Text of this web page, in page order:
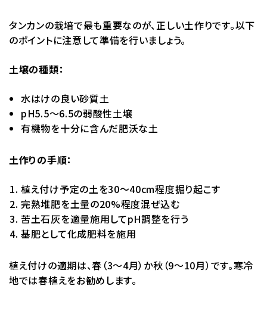
タンカンの栽培で最も重要なのが、正しい土作りです。以下
のポイントに注意して準備を行いましょう。
土壌の種類：
水はけの良い砂質土
pH5.5～6.5の弱酸性土壌
有機物を十分に含んだ肥沃な土
土作りの手順：
植え付け予定の土を30～40cm程度掘り起こす
完熟堆肥を土量の20%程度混ぜ込む
苦土石灰を適量施用してpH調整を行う
基肥として化成肥料を施用
植え付けの適期は、春（3～4月）か秋（9～10月）です。寒冷
地では春植えをお勧めします。